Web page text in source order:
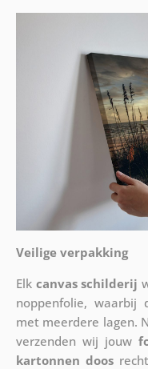
Veilige verpakking
Elk canvas schilderij
noppenfolie, waarbij
met meerdere lagen.
verzenden wij jouw
kartonnen doos